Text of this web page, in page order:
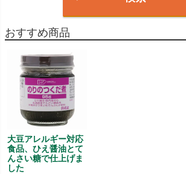
おすすめ商品
大豆アレルギー対応
食品、ひえ醤油とて
んさい糖で仕上げま
した